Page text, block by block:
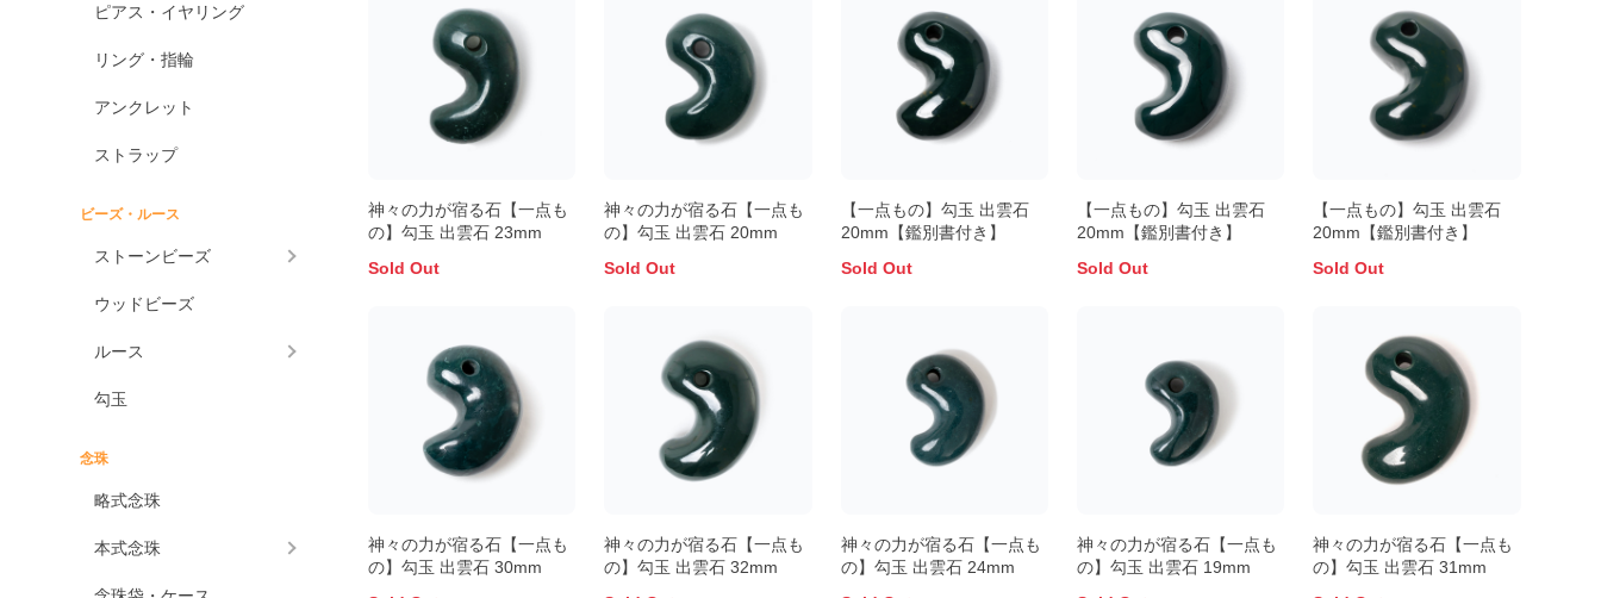
ピアス・イヤリング
リング・指輪
アンクレット
ストラップ
ビーズ・ルース
ストーンビーズ
ウッドビーズ
ルース
勾玉
念珠
略式念珠
本式念珠
神々の力が宿る石【一点も
の】勾玉 出雲石 23mm
Sold Out
神々の力が宿る石【一点も
の】勾玉 出雲石 20mm
Sold Out
【一点もの】勾玉 出雲石
20mm【鑑別書付き】
Sold Out
【一点もの】勾玉 出雲石
20mm【鑑別書付き】
Sold Out
【一点もの】勾玉 出雲石
20mm【鑑別書付き】
Sold Out
神々の力が宿る石【一点も
の】勾玉 出雲石 30mm
神々の力が宿る石【一点も
の】勾玉 出雲石 32mm
神々の力が宿る石【一点も
の】勾玉 出雲石 24mm
神々の力が宿る石【一点も
の】勾玉 出雲石 19mm
神々の力が宿る石【一点も
の】勾玉 出雲石 31mm